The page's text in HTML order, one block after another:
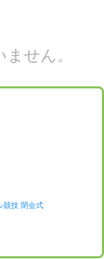
せん。
競技 閉会式